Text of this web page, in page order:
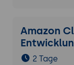
Amazon
2 Tage